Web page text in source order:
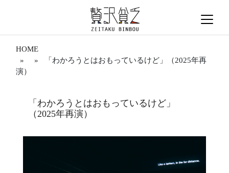
HOME
» » 「わかろうとはおもっているけど」（2025年再
演）
「わかろうとはおもっているけど」
（2025年再演）